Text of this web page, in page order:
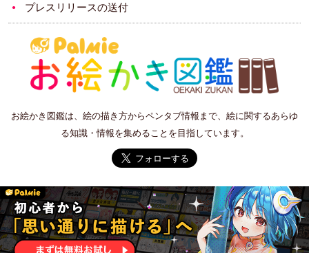
プレスリリースの送付
お絵かき図鑑は、絵の描き方からペンタブ情報まで、絵に関するあらゆ
る知識・情報を集めることを目指しています。